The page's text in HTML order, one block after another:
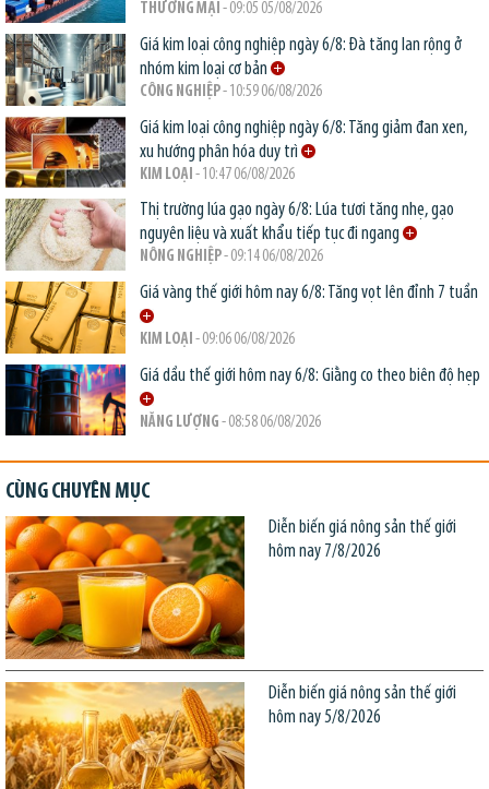
THƯƠNG MẠI - 09:05 05/08/2026
Giá kim loại công nghiệp ngày 6/8: Đà tăng lan rộng ở
nhóm kim loại cơ bản
CÔNG NGHIỆP- 10:59 06/08/2026
Giá kim loại công nghiệp ngày 6/8: Tăng giảm đan xen,
xu hướng phân hóa duy trì
KIM LOẠI - 10:47 06/08/2026
Thị trường lúa gạo ngày 6/8: Lúa tươi tăng nhẹ, gạo
nguyên liệu và xuất khẩu tiếp tục đi ngang
NÔNG NGHIỆP- 09:14 06/08/2026
Giá vàng thế giới hôm nay 6/8: Tăng vọt lên đỉnh 7 tuần
KIM LOẠI - 09:06 06/08/2026
Giá dầu thế giới hôm nay 6/8: Giằng co theo biên độ hẹp
NĂNG LƯỢNG - 08:58 06/08/2026
CÙNG CHUYÊN MỤC
Diễn biến giá nông sản thế giới
hôm nay 7/8/2026
Diễn biến giá nông sản thế giới
hôm nay 5/8/2026